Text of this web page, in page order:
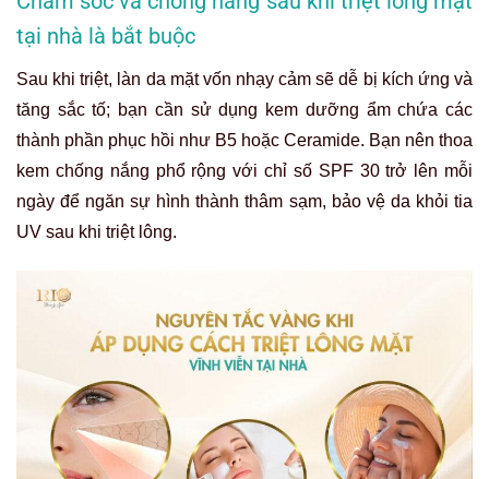
tại nhà là bắt buộc
Sau khi triệt, làn da mặt vốn nhạy cảm sẽ dễ bị kích ứng và
tăng sắc tố; bạn cần sử dụng kem dưỡng ẩm chứa các
thành phần phục hồi như B5 hoặc Ceramide. Bạn nên thoa
kem chống nắng phổ rộng với chỉ số SPF 30 trở lên mỗi
ngày để ngăn sự hình thành thâm sạm, bảo vệ da khỏi tia
UV sau khi triệt lông.